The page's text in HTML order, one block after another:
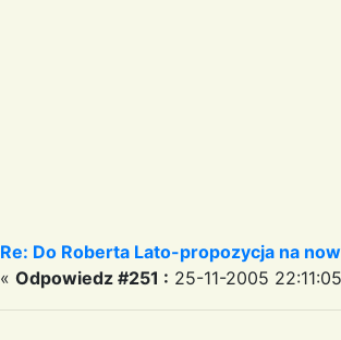
Re: Do Roberta Lato-propozycja na
« Odpowiedz #251 : 25-11-2005